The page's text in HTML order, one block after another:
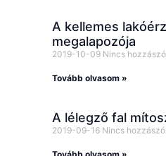
A kellemes
megalapozója
2019-10-09 Nincs
Tovább olvasom »
A lélegző fal
2019-09-16 Nincs